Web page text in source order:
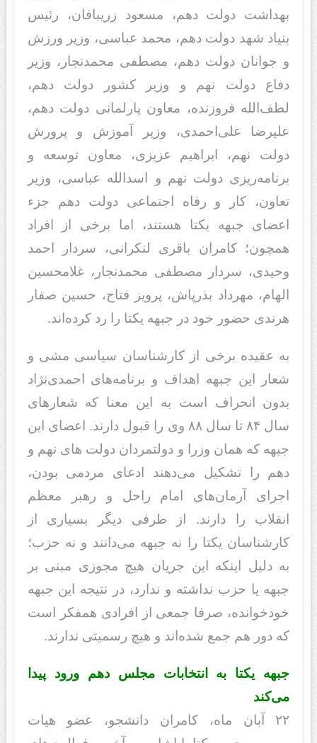
بهداشت دولت دهم، مسعود زریبافان، رئیس
بنیاد شهد دولت دهم، محمد عباسی، وزیر ورزش
و جوانان دولت دهم، مصطفی محمدنجار، وزیر
دفاع دولت نهم و وزیر کشور دولت دهم،
لطف‌الله فروزنده، معاون پارلمانی دولت دهم،
علیرضا علی‌احمدی، وزیر آموزش و پرورش
دولت نهم، ابراهیم عزیزی، معاون توسعه و
برنامه‌ریزی دولت نهم و اسدالله عباسی، وزیر
تعاون، کار و رفاه اجتماعی دولت دهم جزء
اعضای جبهه یکتا هستند، اما برخی از افراد
همچون؛ کامران باقری لنکرانی، سردار احمد
وحیدی، سردار مصطفی محمدنجار، غلامحسین
الهام، مهرداد بذرپاش، پرویز فتاح، حسین صفار
هرندی حضور خود در جبهه یکتا را رد کرده‌اند.
به عقیده برخی از کارشناسان سیاسی مشی و
شعار این جبهه اهداف و برنامه‌های احمدی‌نژاد
بدون انحراف است به این معنا که شعارهای
سال ۸۴ تا سال ۸۸ وی را قبول دارند. اعضای این
جبهه که همان وزرا و دولتمردان دولت های نهم و
دهم را تشکیل می‌دهند ادعای مردمی بودن،
اجرای آرمان‌های امام راحل و رهبر معظم
انقلاب را دارند. از طرفی دیگر بسیاری از
کارشناسان یکتا را نه جبهه می‌دانند و نه حزب؛
به دلیل اینکه این جریان هیچ مجوزی مبنی بر
جبهه یا حزب نداشته و ندارد، در نتیجه این جبهه
خودخوانده، صرفا جمعی از افرادی همفکر است
که دور هم جمع شده‌اند و هیچ رسمیتی ندارند.
جبهه یکتا به انتخابات مجلس دهم ورود پیدا
می‌کند
۲۲ آبان ماه، کامران دانشجو، عضو هیات